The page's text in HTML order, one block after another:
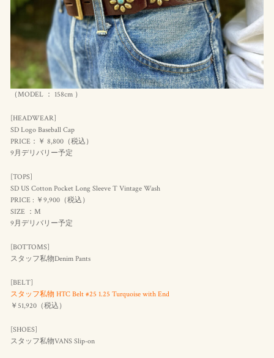
（MODEL ： 158cm ）
[HEADWEAR]
SD Logo Baseball Cap
PRICE：￥ 8,800（税込 ）
9月デリバリー予定
[TOPS]
SD US Cotton Pocket Long Sleeve T Vintage Wash
PRICE : ￥9,900（税込 ）
SIZE ：M
9月デリバリー予定
[BOTTOMS]
スタッフ私物Denim Pants
[BELT]
スタッフ私物 HTC Belt #25 1.25 Turquoise with End
￥51,920（税込 ）
[SHOES]
スタッフ私物VANS Slip-on